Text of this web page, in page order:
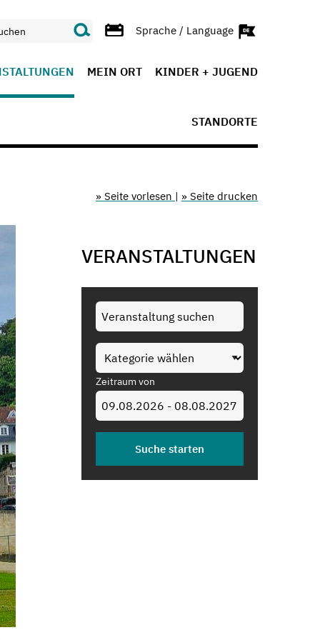
Sprache / Language
MEIN ORT KINDER + JUGEND
STANDORTE
» Seite vorlesen | » Seite drucken
VERANSTALTUNGEN
Zeitraum von